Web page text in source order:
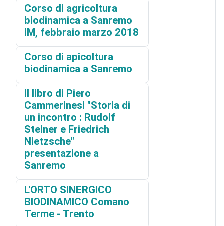
Corso di agricoltura
biodinamica a Sanremo
IM, febbraio marzo 2018
Corso di apicoltura
biodinamica a Sanremo
Il libro di Piero
Cammerinesi "Storia di
un incontro : Rudolf
Steiner e Friedrich
Nietzsche"
presentazione a
Sanremo
L'ORTO SINERGICO
BIODINAMICO Comano
Terme - Trento